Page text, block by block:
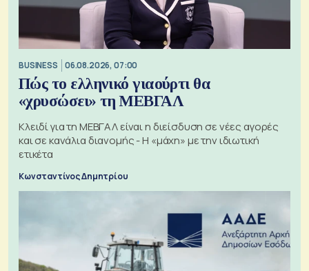
BUSINESS 06.08.2026, 07:00
Πώς το ελληνικό γιαούρτι θα
«χρυσώσει» τη ΜΕΒΓΑΛ
Κλειδί για τη ΜΕΒΓΑΛ είναι η διείσδυση σε νέες αγορές
και σε κανάλια διανομής - Η «μάχη» με την ιδιωτική
ετικέτα
Κωνσταντίνος Δημητρίου